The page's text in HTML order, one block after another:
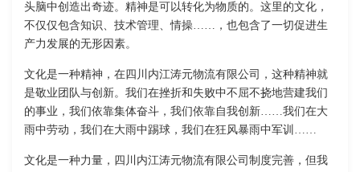
头脑中创造出奇迹。精神是可以转化为物质的。这里的文化，
不仅仅包含知识、技术管理、情操……，也包含了一切促进生
产力发展的无形因素。
文化是一种精神，在四川内江涛元物流有限公司，这种精神就
是敬业团队与创新。我们在挫折和失败中不屈不挠地营建我们
的事业，我们依靠集体奋斗，我们依靠自我创新……我们在大
雨中劳动，我们在大雨中踢球，我们在狂风暴雨中军训……
文化是一种力量，四川内江涛元物流有限公司制度完善，但我